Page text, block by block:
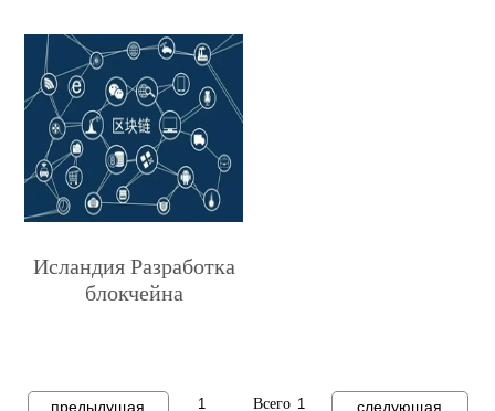
Исландия Разработка
блокчейна
предыдущая
Всего
следующая